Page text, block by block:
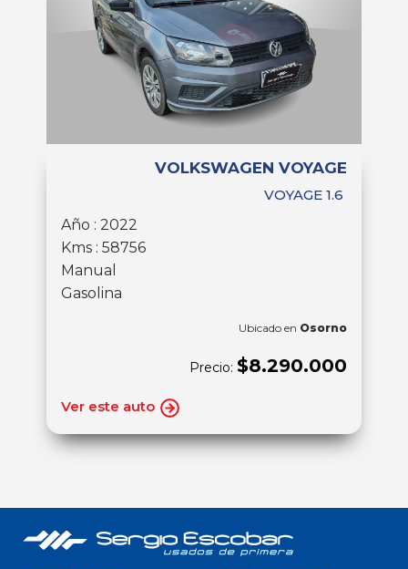
VOLKSWAGEN VOYAGE
VOYAGE 1.6
Año : 2022
Kms : 58756
Manual
Gasolina
Ubicado en Osorno
Precio: $8.290.000
Ver este auto